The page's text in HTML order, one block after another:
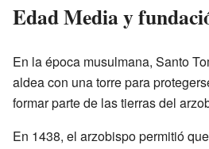
Edad Media y
En la época musulmana, Santo
aldea con una torre para
formar parte de las tierras del
En 1438, el arzobispo permitió que